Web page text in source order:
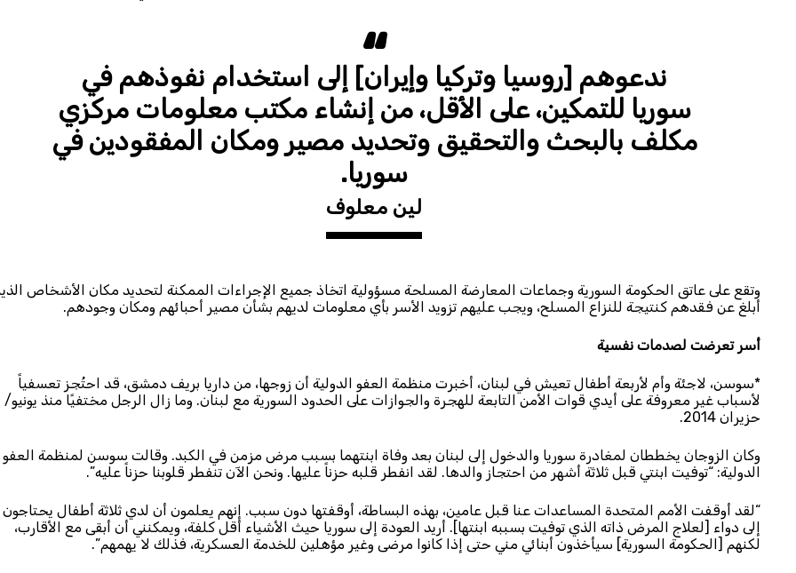
ندعوهم [روسيا وتركيا وإيران] إلى استخدام نفوذهم في
سوريا للتمكين، على الأقل، من إنشاء مكتب معلومات مركزي
مكلف بالبحث والتحقيق وتحديد مصير ومكان المفقودين في
سوريا.
لين معلوف
وتقع على عاتق الحكومة السورية وجماعات المعارضة المسلحة مسؤولية اتخاذ جميع الإجراءات الممكنة لتحديد مكان الأشخاص
أبلغ عن فقدهم كنتيجة للنزاع المسلح، ويجب عليهم تزويد الأسر بأي معلومات لديهم بشأن مصير أحبائهم ومكان وجودهم.
أسر تعرضت لصدمات نفسية
*سوسن، لاجئة وأم لأربعة أطفال تعيش في لبنان، أخبرت منظمة العفو الدولية أن زوجها، من داريا بريف دمشق، قد احتُجز تعسفياً
لأسباب غير معروفة على أيدي قوات الأمن التابعة للهجرة والجوازات على الحدود السورية مع لبنان. وما زال الرجل مختفيًا منذ يونيو/
حزيران 2014.
وكان الزوجان يخططان لمغادرة سوريا والدخول إلى لبنان بعد وفاة ابنتهما بسبب مرض مزمن في الكبد. وقالت سوسن لمنظمة العفو
الدولية: “توفيت ابنتي قبل ثلاثة أشهر من احتجاز والدها. لقد انفطر قلبه حزناً عليها. ونحن الآن تنفطر قلوبنا حزناً عليه”.
“لقد أوقفت الأمم المتحدة المساعدات عنا قبل عامين، بهذه البساطة، أوقفتها دون سبب. إنهم يعلمون أن لدي ثلاثة أطفال يحتاجون
إلى دواء [لعلاج المرض ذاته الذي توفيت بسببه ابنتها]. أريد العودة إلى سوريا حيث الأشياء أقل كلفة، ويمكنني أن أبقى مع الأقارب،
لكنهم [الحكومة السورية] سيأخذون أبنائي مني حتى إذا كانوا مرضى وغير مؤهلين للخدمة العسكرية، فذلك لا يهمهم”.